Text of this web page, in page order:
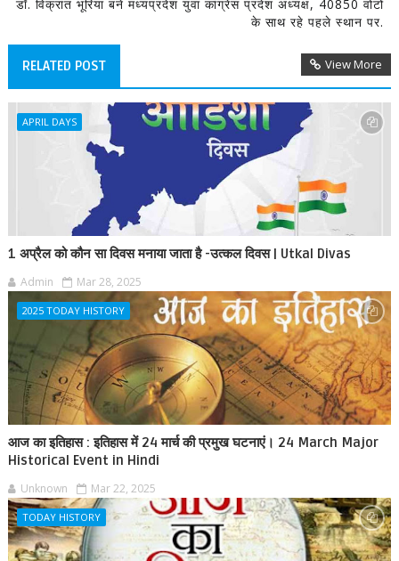
डॉ. विक्रांत भूरिया बने मध्यप्रदेश युवा कांग्रेस प्रदेश अध्यक्ष, 40850 वोटों
के साथ रहे पहले स्थान पर.
RELATED POST View More
APRIL DAYS
1 अप्रैल को कौन सा दिवस मनाया जाता है -उत्कल दिवस | Utkal Divas
Admin Mar 28, 2025
2025 TODAY HISTORY
आज का इतिहास : इतिहास में 24 मार्च की प्रमुख घटनाएं। 24 March Major
Historical Event in Hindi
Unknown Mar 22, 2025
TODAY HISTORY